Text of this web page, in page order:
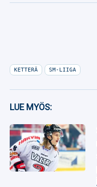
KETTERÄ SM-LIIGA
LUE MYÖS: